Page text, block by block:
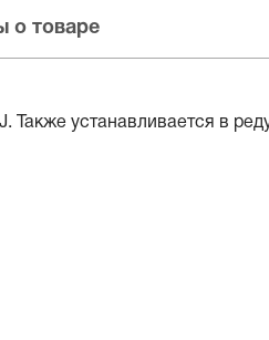
о товаре
Также устанавливается в